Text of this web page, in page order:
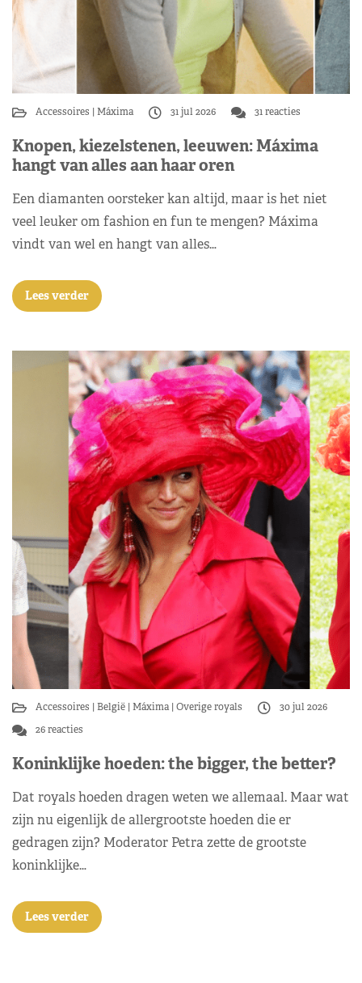
Accessoires Máxima 31 jul 2026 31 reacties
Knopen, kiezelstenen, leeuwen: Máxima
hangt van alles aan haar oren
Een diamanten oorsteker kan altijd, maar is het niet
veel leuker om fashion en fun te mengen? Máxima
vindt van wel en hangt van alles…
Lees verder
Accessoires België Máxima Overige royals
30 jul 2026
26 reacties
Koninklijke hoeden: the bigger, the better?
Dat royals hoeden dragen weten we allemaal. Maar wat
zijn nu eigenlijk de allergrootste hoeden die er
gedragen zijn? Moderator Petra zette de grootste
koninklijke…
Lees verder